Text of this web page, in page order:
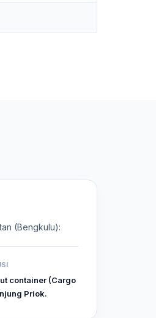
(Bengkulu):
container (Cargo
Priok.